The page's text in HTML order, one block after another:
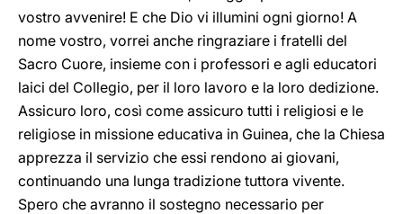
vostro avvenire! E che Dio vi illumini ogni giorno! A
nome vostro, vorrei anche ringraziare i fratelli del
Sacro Cuore, insieme con i professori e agli educatori
laici del Collegio, per il loro lavoro e la loro dedizione.
Assicuro loro, così come assicuro tutti i religiosi e le
religiose in missione educativa in Guinea, che la Chiesa
apprezza il servizio che essi rendono ai giovani,
continuando una lunga tradizione tuttora vivente.
Spero che avranno il sostegno necessario per